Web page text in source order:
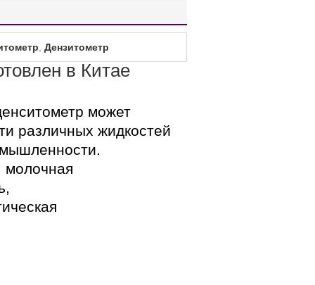
Дензитометр
в Китае
может
различных жидкостей